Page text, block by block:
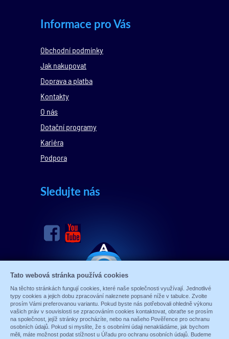
Informace pro Vás
Obchodní podmínky
Jak nakupovat
Doprava a platba
Kontakty
O nás
Dotační programy
Kariéra
Podpora
Sledujte nás
Tato webová stránka používá cookies
Na těchto stránkách fungují cookies, které naše společnosti využívají. Jednotlivé
typy cookies a jejich dobu zpracování naleznete popsané níže v tabulce. Zvolte
prosím Vámi preferovanou variantu. Pokud byste nás potřebovali ohledně výkonu
vašich práv v souvislosti se zpracováním cookies kontaktovat, obraťte se prosím
na společnost, jejíž stránky procházíte, nebo na našeho Pověřence pro ochranu
osobních údajů. Pokud si myslíte, že s osobními údaji nenakládáme, jak bychom
měli, máte možnost podat stížnost u Úřadu pro ochranu osobních údajů. Budeme